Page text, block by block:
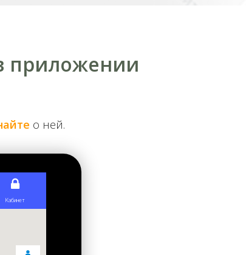
(Экспоцентр)
приложении
о ней.